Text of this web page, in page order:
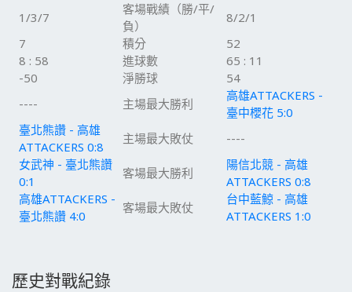
1/3/7
客場戰績（勝/平/
負）
8/2/1
7
積分
52
8 : 58
進球數
65 : 11
-50
淨勝球
54
----
主場最大勝利
高雄ATTACKERS -
臺中櫻花 5:0
臺北熊讚 - 高雄
ATTACKERS 0:8
主場最大敗仗
----
女武神 - 臺北熊讚
0:1
客場最大勝利
陽信北競 - 高雄
ATTACKERS 0:8
高雄ATTACKERS -
臺北熊讚 4:0
客場最大敗仗
台中藍鯨 - 高雄
ATTACKERS 1:0
歷史對戰紀錄